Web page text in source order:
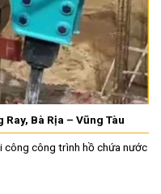
Bà Rịa – Vũng Tàu
công trình hồ chứa nước